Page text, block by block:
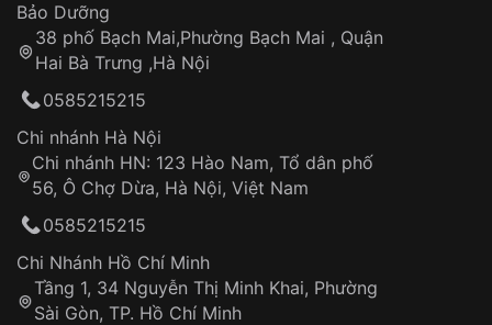
Bảo Dưỡng
38 phố Bạch Mai,Phường Bạch Mai , Quận
Hai Bà Trưng ,Hà Nội
0585215215
Chi nhánh Hà Nội
Chi nhánh HN: 123 Hào Nam, Tổ dân phố
56, Ô Chợ Dừa, Hà Nội, Việt Nam
0585215215
Chi Nhánh Hồ Chí Minh
Tầng 1, 34 Nguyễn Thị Minh Khai, Phường
Sài Gòn, TP. Hồ Chí Minh